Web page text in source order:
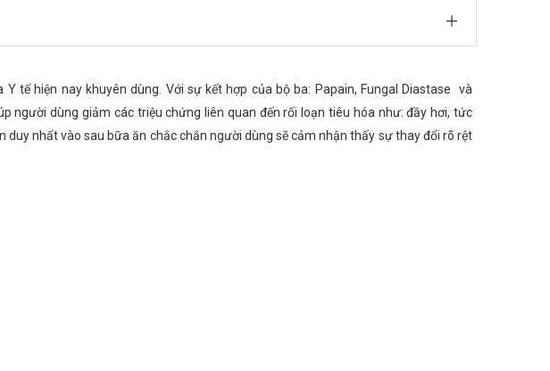
tế hiện nay khuyên dùng. Với sự kết hợp của bộ ba: Papain, Fungal Diastase và
người dùng giảm các triệu chứng liên quan đến rối loạn tiêu hóa như: đầy hơi, tức
nhất vào sau bữa ăn chắc chắn người dùng sẽ cảm nhận thấy sự thay đổi rõ rệt